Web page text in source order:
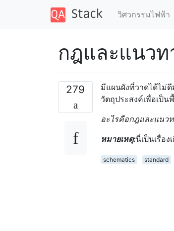
วิศวกรรมไฟฟ้า
กฎและแนวท
279
มีแผนผังที่วาดได้ไม่
วัตถุประสงค์เพื่อเป็
อะไรคือกฎและแนว
หมายเหตุ:นี่เป็นเรื่อ
schematics standard